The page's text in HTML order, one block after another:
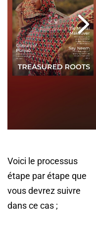
Voici le processus
étape par étape que
vous devrez suivre
dans ce cas ;